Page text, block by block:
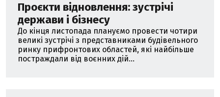
Проєкти відновлення: зустрічі
держави і бізнесу
До кінця листопада плануємо провести чотири
великі зустрічі з представниками будівельного
ринку прифронтових областей, які найбільше
постраждали від воєнних дій...